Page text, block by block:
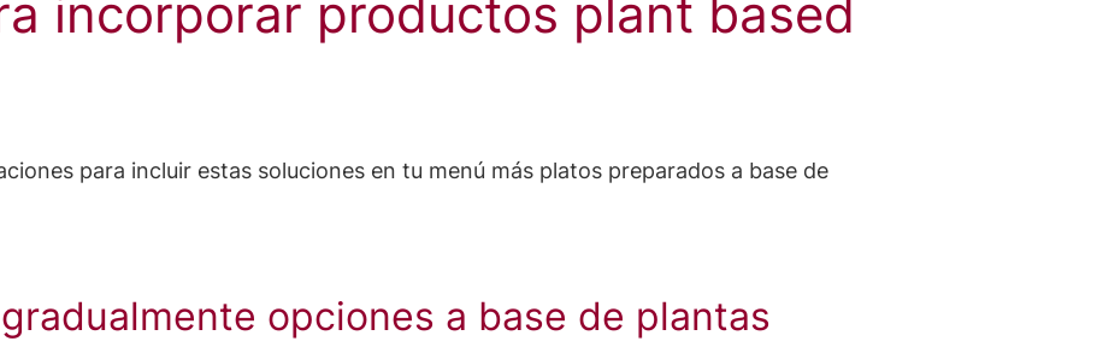
incorporar productos plant based
para incluir estas soluciones en tu menú más platos preparados a base de
opciones a base de plantas